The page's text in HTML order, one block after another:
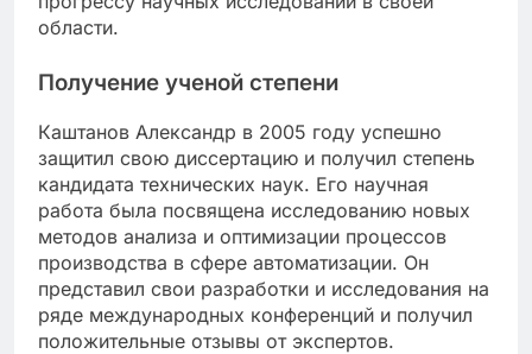
области.
Получение ученой степени
Каштанов Александр в 2005 году успешно
защитил свою диссертацию и получил степень
кандидата технических наук. Его научная
работа была посвящена исследованию новых
методов анализа и оптимизации процессов
производства в сфере автоматизации. Он
представил свои разработки и исследования на
ряде международных конференций и получил
положительные отзывы от экспертов.